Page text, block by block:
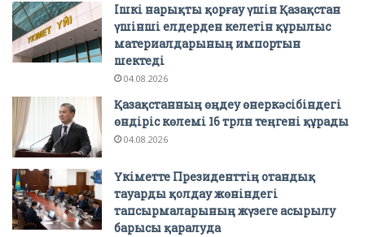
Ішкі нарықты қорғау үшін Қазақстан
үшінші елдерден келетін құрылыс
материалдарының импортын
шектеді
04.08.2026
Қазақстанның өңдеу өнеркәсібіндегі
өндіріс көлемі 16 трлн теңгені құрады
04.08.2026
Үкіметте Президенттің отандық
тауарды қолдау жөніндегі
тапсырмаларының жүзеге асырылу
барысы қаралуда